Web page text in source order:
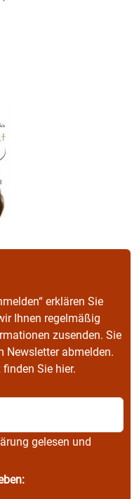
erklären Sie
Ihnen regelmäßig
zusenden. Sie
Newsletter abmelden.
finden Sie hier.
gelesen und